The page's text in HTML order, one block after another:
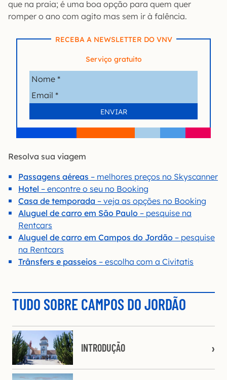
que na praia; é uma boa opção para quem quer
romper o ano com agito mas sem ir à falência.
RECEBA A NEWSLETTER DO VNV
Serviço gratuito
Resolva sua viagem
Passagens aéreas – melhores preços no Skyscanner
Hotel – encontre o seu no Booking
Casa de temporada – veja as opções no Booking
Aluguel de carro em São Paulo – pesquise na
Rentcars
Aluguel de carro em Campos do Jordão – pesquise
na Rentcars
Trânsfers e passeios – escolha com a Civitatis
TUDO SOBRE CAMPOS DO JORDÃO
INTRODUÇÃO